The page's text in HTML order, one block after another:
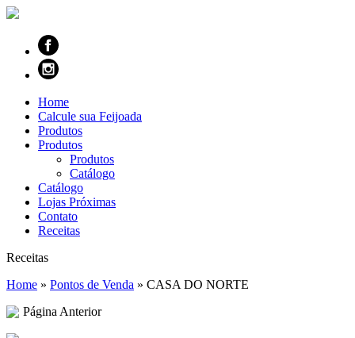
Home
Calcule sua Feijoada
Produtos
Produtos
Produtos
Catálogo
Catálogo
Lojas Próximas
Contato
Receitas
Receitas
Home » Pontos de Venda » CASA DO NORTE
Página Anterior